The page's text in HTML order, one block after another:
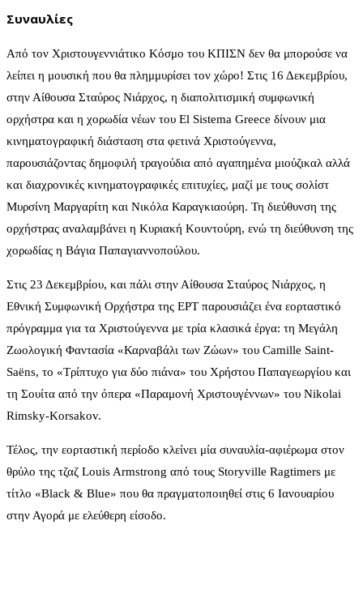
Συναυλίες
Από τον Χριστουγεννιάτικο Κόσμο του ΚΠΙΣΝ δεν θα μπορούσε να
λείπει η μουσική που θα πλημμυρίσει τον χώρο! Στις 16 Δεκεμβρίου,
στην Αίθουσα Σταύρος Νιάρχος, η διαπολιτισμική συμφωνική
ορχήστρα και η χορωδία νέων του El Sistema Greece δίνουν μια
κινηματογραφική διάσταση στα φετινά Χριστούγεννα,
παρουσιάζοντας δημοφιλή τραγούδια από αγαπημένα μιούζικαλ αλλά
και διαχρονικές κινηματογραφικές επιτυχίες, μαζί με τους σολίστ
Μυρσίνη Μαργαρίτη και Νικόλα Καραγκιαούρη. Τη διεύθυνση της
ορχήστρας αναλαμβάνει η Κυριακή Κουντούρη, ενώ τη διεύθυνση της
χορωδίας η Βάγια Παπαγιαννοπούλου.
Στις 23 Δεκεμβρίου, και πάλι στην Αίθουσα Σταύρος Νιάρχος, η
Εθνική Συμφωνική Ορχήστρα της ΕΡΤ παρουσιάζει ένα εορταστικό
πρόγραμμα για τα Χριστούγεννα με τρία κλασικά έργα: τη Μεγάλη
Ζωολογική Φαντασία «Καρναβάλι των Ζώων» του Camille Saint-
Saëns, το «Τρίπτυχο για δύο πιάνα» του Χρήστου Παπαγεωργίου και
τη Σουίτα από την όπερα «Παραμονή Χριστουγέννων» του Nikolai
Rimsky-Korsakov.
Τέλος, την εορταστική περίοδο κλείνει μία συναυλία-αφιέρωμα στον
θρύλο της τζαζ Louis Armstrong από τους Storyville Ragtimers με
τίτλο «Black & Blue» που θα πραγματοποιηθεί στις 6 Ιανουαρίου
στην Αγορά με ελεύθερη είσοδο.